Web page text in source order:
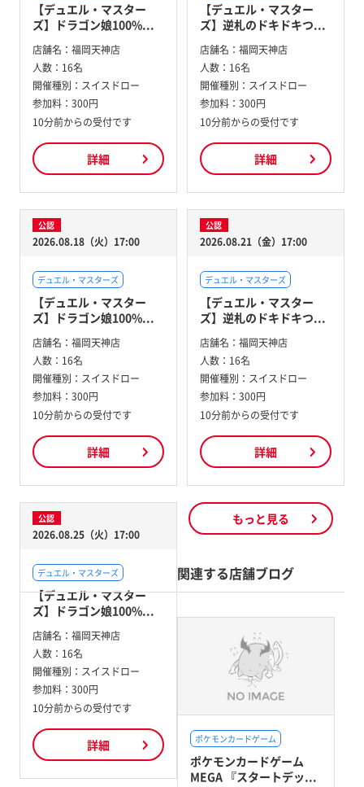
【デュエル・マスター
ズ】ドラゴン娘100%...
店舗名： 福岡天神店
人数： 16名
開催種別： スイスドロー
参加料： 300円
10分前からの受付です
詳細
【デュエル・マスター
ズ】逆札のドキドキつ...
店舗名： 福岡天神店
人数： 16名
開催種別： スイスドロー
参加料： 300円
10分前からの受付です
詳細
公認
2026.08.18（火）17:00
デュエル・マスターズ
【デュエル・マスター
ズ】ドラゴン娘100%...
店舗名： 福岡天神店
人数： 16名
開催種別： スイスドロー
参加料： 300円
10分前からの受付です
詳細
公認
2026.08.21（金）17:00
デュエル・マスターズ
【デュエル・マスター
ズ】逆札のドキドキつ...
店舗名： 福岡天神店
人数： 16名
開催種別： スイスドロー
参加料： 300円
10分前からの受付です
詳細
公認
2026.08.25（火）17:00
デュエル・マスターズ
【デュエル・マスター
ズ】ドラゴン娘100%...
店舗名： 福岡天神店
人数： 16名
開催種別： スイスドロー
参加料： 300円
10分前からの受付です
詳細
もっと見る
関連する店舗ブログ
ポケモンカードゲーム
ポケモンカードゲーム
MEGA 『スタートデッ...